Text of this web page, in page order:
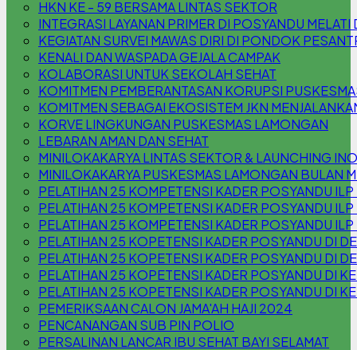
HKN KE - 59 BERSAMA LINTAS SEKTOR
INTEGRASI LAYANAN PRIMER DI POSYANDU
KEGIATAN SURVEI MAWAS DIRI DI PONDOK
KENALI DAN WASPADA GEJALA CAMPAK
KOLABORASI UNTUK SEKOLAH SEHAT
KOMITMEN PEMBERANTASAN KORUPSI
KOMITMEN SEBAGAI EKOSISTEM JKN
KORVE LINGKUNGAN PUSKESMAS LAMONGAN
LEBARAN AMAN DAN SEHAT
MINILOKAKARYA LINTAS SEKTOR & LAUNCHING
MINILOKAKARYA PUSKESMAS LAMONGAN BULAN
PELATIHAN 25 KOMPETENSI KADER POSYANDU
PELATIHAN 25 KOMPETENSI KADER POSYANDU ILP
PELATIHAN 25 KOMPETENSI KADER POSYANDU
PELATIHAN 25 KOPETENSI KADER POSYANDU DI
PELATIHAN 25 KOPETENSI KADER POSYANDU DI
PELATIHAN 25 KOPETENSI KADER POSYANDU DI
PELATIHAN 25 KOPETENSI KADER POSYANDU DI
PEMERIKSAAN CALON JAMA'AH HAJI 2024
PENCANANGAN SUB PIN POLIO
PERSALINAN LANCAR IBU SEHAT BAYI SELAMAT